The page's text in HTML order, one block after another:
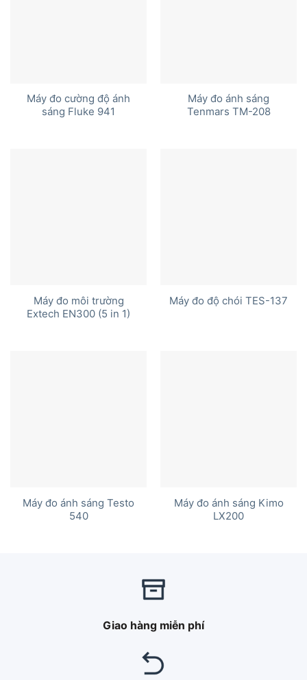
Máy đo cường độ ánh
sáng Fluke 941
Máy đo ánh sáng
Tenmars TM-208
Máy đo môi trường
Extech EN300 (5 in 1)
Máy đo độ chói TES-137
Máy đo ánh sáng Testo
540
Máy đo ánh sáng Kimo
LX200
Giao hàng miễn phí